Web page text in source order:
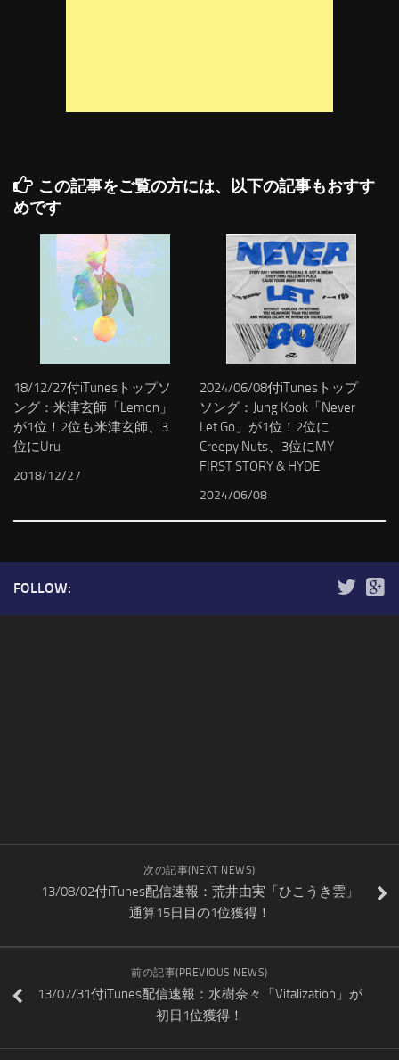
この記事をご覧の方には、以下の記事もおすす
めです
18/12/27付iTunesトップソ
ング：米津玄師「Lemon」
が1位！2位も米津玄師、3
位にUru
2018/12/27
2024/06/08付iTunesトップ
ソング：Jung Kook「Never
Let Go」が1位！2位に
Creepy Nuts、3位にMY
FIRST STORY & HYDE
2024/06/08
FOLLOW:
次の記事(NEXT NEWS)
13/08/02付iTunes配信速報：荒井由実「ひこうき雲」
通算15日目の1位獲得！
前の記事(PREVIOUS NEWS)
13/07/31付iTunes配信速報：水樹奈々「Vitalization」が
初日1位獲得！